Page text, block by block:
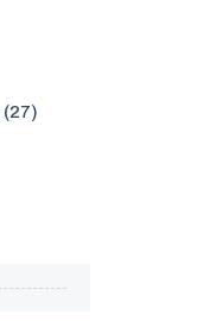
(27)